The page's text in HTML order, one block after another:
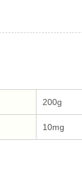
200g
10mg